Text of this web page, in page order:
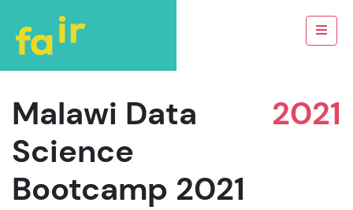
2021
Malawi Data
Science
Bootcamp 2021